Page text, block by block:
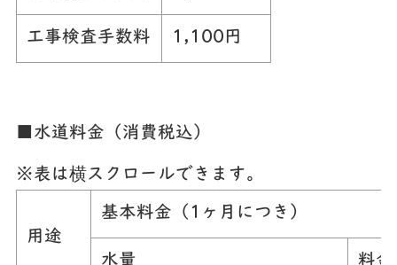
工事検査手数料 1,100円
■水道料金（消費税込）
※表は横スクロールできます。
用途
基本料金（1ヶ月につき）